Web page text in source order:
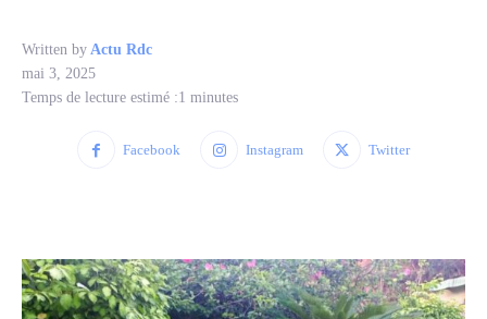
Written by Actu Rdc
mai 3, 2025
Temps de lecture estimé :1 minutes
Facebook Instagram Twitter